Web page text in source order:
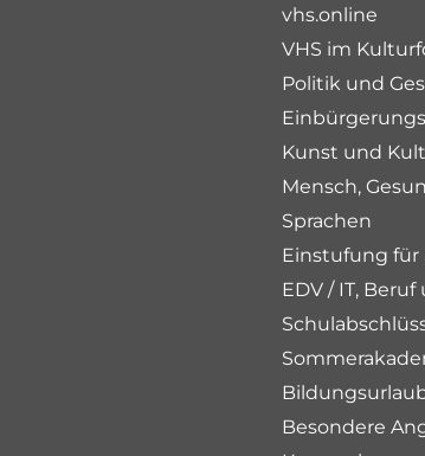
vhs.online
VHS im
Politik und
Kunst und
Mensch,
Sprachen
Einstufung für
EDV / IT,
Besondere